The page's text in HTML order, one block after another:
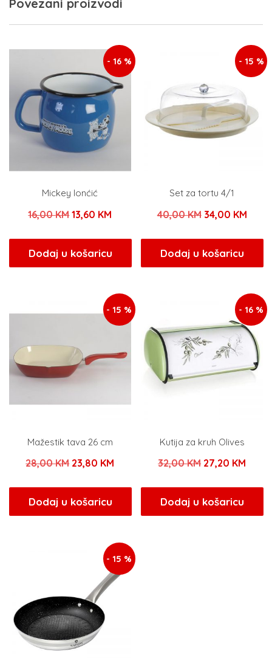
Povezani proizvodi
- 16 %
Mickey lonćić
16,00KMIzvorna
bila
je:
13,60 KM
je:
13,60 KM.
Dodaj u košaricu
- 15 %
Set za tortu 4/1
40,00KM Izvorna
bila
je:
34,00 KM
Dodaj u košaricu
- 15 %
Mažestik tava 26 cm
28,00KM Izvorna
bila
je:
23,80 KM
23,80 KM.
Dodaj u košaricu
- 16 %
Kutija za kruh Olives
32,00KM Izvorna
bila
je:
27,20 KM
Dodaj u košaricu
- 15 %